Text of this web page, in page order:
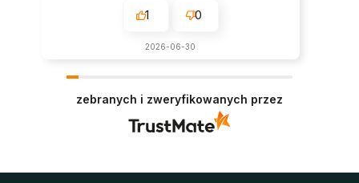
1 0
2026-06-30
zebranych i zweryfikowanych przez